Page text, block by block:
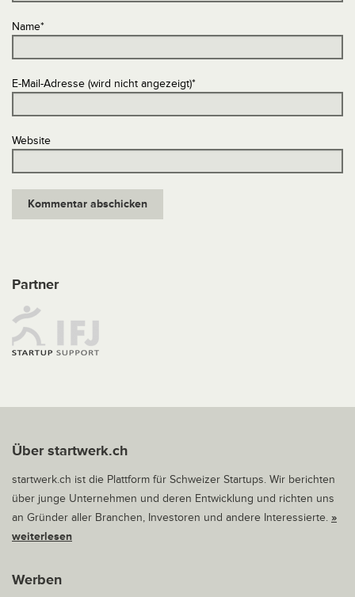
Name*
E-Mail-Adresse (wird nicht angezeigt)*
Website
Partner
Über startwerk.ch
startwerk.ch ist die Plattform für Schweizer Startups. Wir berichten
über junge Unternehmen und deren Entwicklung und richten uns
an Gründer aller Branchen, Investoren und andere Interessierte. »
weiterlesen
Werben